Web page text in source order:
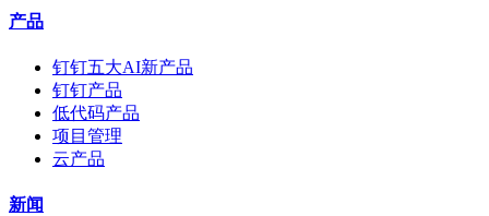
产品
钉钉五大AI新产品
钉钉产品
低代码产品
项目管理
云产品
新闻